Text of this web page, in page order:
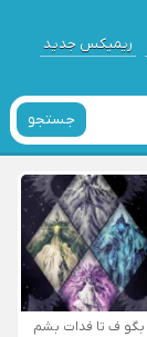
ریمیکس جدید
جستجو
بگو ف تا فدات بشم